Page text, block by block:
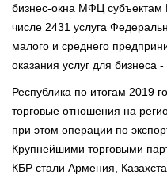
бизнес-окна МФЦ субъектам
числе 2431 услуга
малого и среднего
оказания услуг для бизнеса -
Республика по итогам 2019
торговые отношения на
при этом операции по
Крупнейшими торговыми
КБР стали Армения,